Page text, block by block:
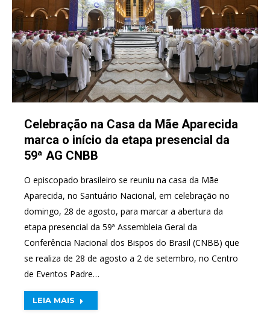
Celebração na Casa da Mãe Aparecida
marca o início da etapa presencial da
59ª AG CNBB
O episcopado brasileiro se reuniu na casa da Mãe
Aparecida, no Santuário Nacional, em celebração no
domingo, 28 de agosto, para marcar a abertura da
etapa presencial da 59ª Assembleia Geral da
Conferência Nacional dos Bispos do Brasil (CNBB) que
se realiza de 28 de agosto a 2 de setembro, no Centro
de Eventos Padre…
LEIA MAIS